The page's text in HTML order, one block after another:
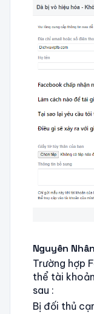
Nguyên
Trường hợp
thể tài
sau :
Bị đối thủ